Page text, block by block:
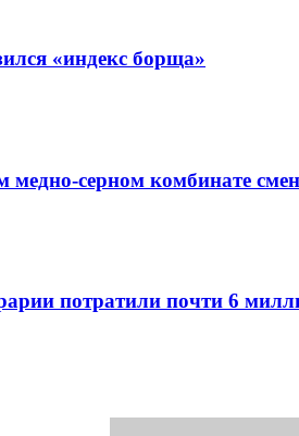
«индекс борща»
серном комбинате
потратили почти 6